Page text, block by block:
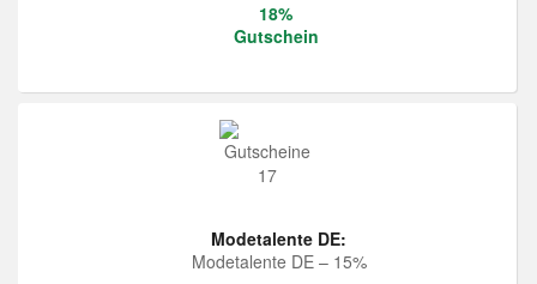
18%
Gutschein
Modetalente DE:
Modetalente DE – 15%